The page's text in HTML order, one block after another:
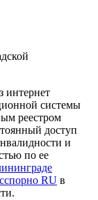
интернет
системы
реестром
доступ
и
по ее
RU в